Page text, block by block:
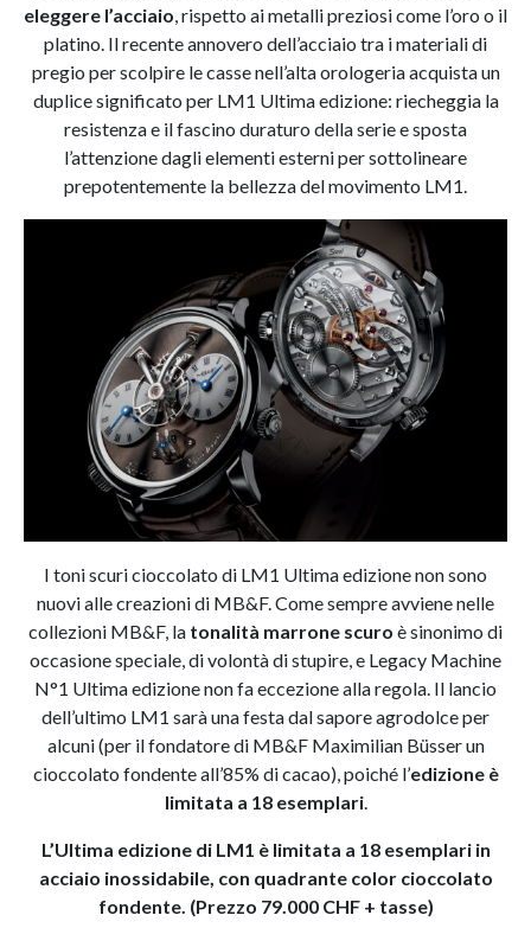
eleggere l’acciaio, rispetto ai metalli preziosi come l’oro o il
platino. Il recente annovero dell’acciaio tra i materiali di
pregio per scolpire le casse nell’alta orologeria acquista un
duplice significato per LM1 Ultima edizione: riecheggia la
resistenza e il fascino duraturo della serie e sposta
l’attenzione dagli elementi esterni per sottolineare
prepotentemente la bellezza del movimento LM1.
I toni scuri cioccolato di LM1 Ultima edizione non sono
nuovi alle creazioni di MB&F. Come sempre avviene nelle
collezioni MB&F, la tonalità marrone scuro è sinonimo di
occasione speciale, di volontà di stupire, e Legacy Machine
N°1 Ultima edizione non fa eccezione alla regola. Il lancio
dell’ultimo LM1 sarà una festa dal sapore agrodolce per
alcuni (per il fondatore di MB&F Maximilian Büsser un
cioccolato fondente all’85% di cacao), poiché l’edizione è
limitata a 18 esemplari.
L’Ultima edizione di LM1 è limitata a 18 esemplari in
acciaio inossidabile, con quadrante color cioccolato
fondente. (Prezzo 79.000 CHF + tasse)